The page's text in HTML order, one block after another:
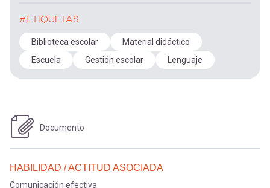
#ETIQUETAS
Biblioteca escolar
Material didáctico
Escuela
Gestión escolar Lenguaje
Documento
HABILIDAD / ACTITUD ASOCIADA
Comunicación efectiva